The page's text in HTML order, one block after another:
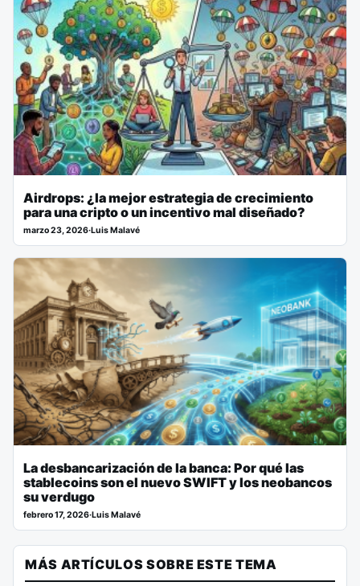
Airdrops: ¿la mejor estrategia de crecimiento
para una cripto o un incentivo mal diseñado?
marzo 23, 2026·Luis Malavé
La desbancarización de la banca: Por qué las
stablecoins son el nuevo SWIFT y los neobancos
su verdugo
febrero 17, 2026·Luis Malavé
MÁS ARTÍCULOS SOBRE ESTE TEMA